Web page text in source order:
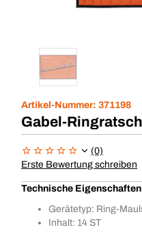
Artikel-Nummer: 371198
Gabel-
(0)
Erste Bewertung schreiben
Technische Eigenschaften
Gerätetyp: Ring-
Inhalt: 14 ST